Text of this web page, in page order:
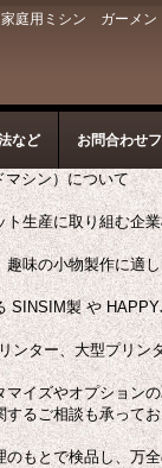
家庭用ミシン ガーメ
など お問合わせ
マシン）について
生産に取り組む企
味の小物製作に適
SINSIM製 や
ンター、大型プリ
イズやオプション
るご相談も承って
もとで検品し、万